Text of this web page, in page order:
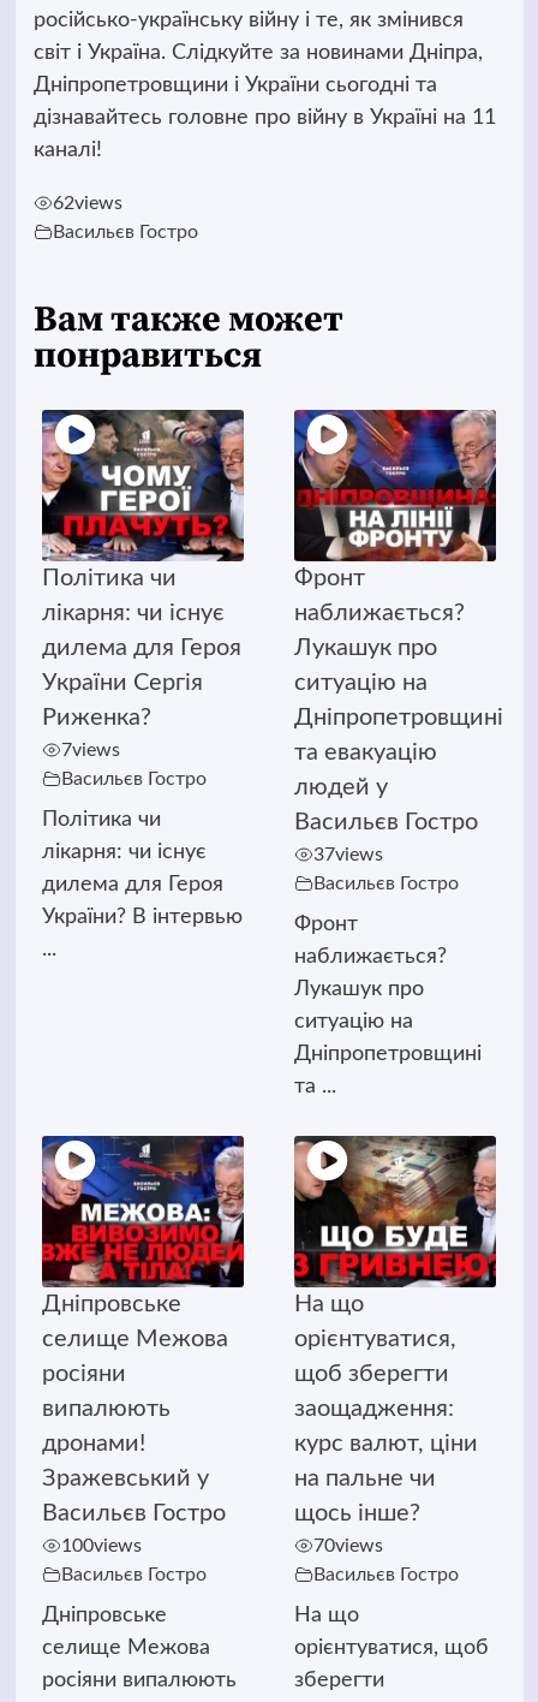
російсько-українську війну і те, як змінився
світ і Україна. Слідкуйте за новинами Дніпра,
Дніпропетровщини і України сьогодні та
дізнавайтесь головне про війну в Україні на 11
каналі!
62views
Васильєв Гостро
Вам также может
понравиться
Політика чи
лікарня: чи існує
дилема для Героя
України Сергія
Риженка?
7views
Васильєв Гостро
Політика чи
лікарня: чи існує
дилема для Героя
України? В інтервью
...
Фронт
наближається?
Лукашук про
ситуацію на
Дніпропетровщині
та евакуацію
людей у
Васильєв Гостро
37views
Васильєв Гостро
Фронт
наближається?
Лукашук про
ситуацію на
Дніпропетровщині
та ...
Дніпровське
селище Межова
росіяни
випалюють
дронами!
Зражевський у
Васильєв Гостро
100views
Васильєв Гостро
Дніпровське
селище Межова
росіяни випалюють
На що
орієнтуватися,
щоб зберегти
заощадження:
курс валют, ціни
на пальне чи
щось інше?
70views
Васильєв Гостро
На що
орієнтуватися, щоб
зберегти